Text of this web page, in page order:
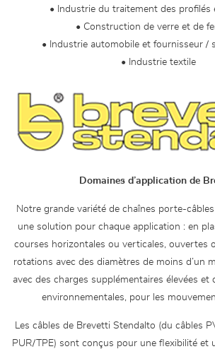
• Industrie du traitement des profilés
• Construction de verre et de
• Industrie automobile et fournisseur /
• Industrie textile
Domaines d’application de
Notre grande variété de chaînes porte-
une solution pour chaque application : en
courses horizontales ou verticales, ouvertes
rotations avec des diamètres de moins d’un
avec des charges supplémentaires élevées
environnementales, pour les
Les câbles de Brevetti Stendalto (du câbles
PUR/TPE) sont conçus pour une flexibilité et